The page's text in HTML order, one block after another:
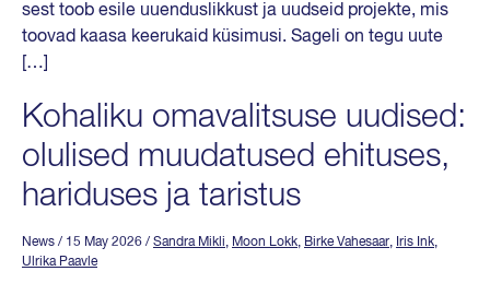
sest toob esile uuenduslikkust ja uudseid projekte, mis
toovad kaasa keerukaid küsimusi. Sageli on tegu uute
[…]
Kohaliku omavalitsuse uudised:
olulised muudatused ehituses,
hariduses ja taristus
News / 15 May 2026 / Sandra Mikli, Moon Lokk, Birke Vahesaar, Iris Ink,
Ulrika Paavle